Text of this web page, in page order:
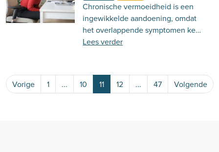
Chronische vermoeidheid is een
ingewikkelde aandoening, omdat
het overlappende symptomen kent.
Lees er hier meer over!
Lees verder
Vorige 1 ... 10 11 12 ... 47 Volgende